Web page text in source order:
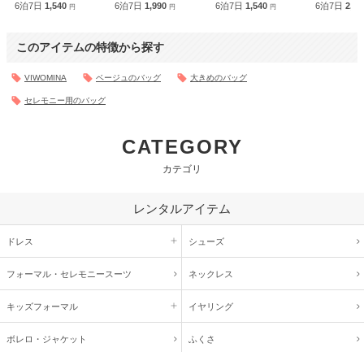
6泊7日 1,540 円 6泊7日1,990円 6泊7日 1,540 円 6泊7日
このアイテムの特徴から探す
VIWOMINA ベージュのバッグ 大きめのバッグ
セレモニー用のバッグ
CATEGORY
カテゴリ
レンタルアイテム
ドレス シューズ
フォーマル・ セレモニースーツ ネックレス
キッズフォーマル イヤリング
ボレロ・ジャケット ふくさ